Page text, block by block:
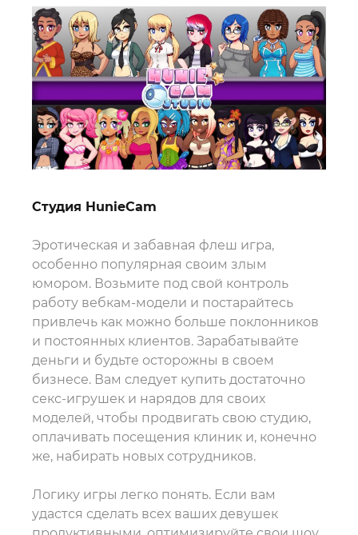
Студия HunieCam
Эротическая и забавная флеш игра,
особенно популярная своим злым
юмором. Возьмите под свой контроль
работу вебкам-модели и постарайтесь
привлечь как можно больше поклонников
и постоянных клиентов. Зарабатывайте
деньги и будьте осторожны в своем
бизнесе. Вам следует купить достаточно
секс-игрушек и нарядов для своих
моделей, чтобы продвигать свою студию,
оплачивать посещения клиник и, конечно
же, набирать новых сотрудников.
Логику игры легко понять. Если вам
удастся сделать всех ваших девушек